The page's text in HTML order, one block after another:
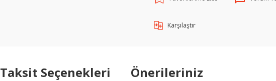
Karşılaştır
Taksit Seçenekleri Önerileriniz